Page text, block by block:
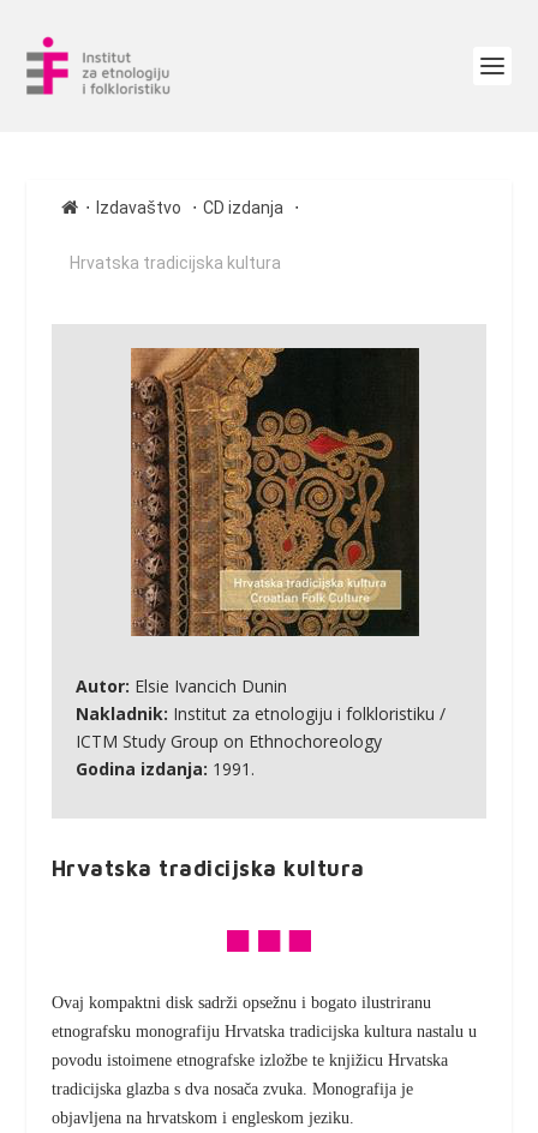
∙ Izdavaštvo ∙ CD izdanja ∙
Hrvatska tradicijska kultura
Autor: Elsie Ivancich Dunin
Nakladnik: Institut za etnologiju i folkloristiku /
ICTM Study Group on Ethnochoreology
Godina izdanja: 1991.
Hrvatska tradicijska kultura
Ovaj kompaktni disk sadrži opsežnu i bogato ilustriranu
etnografsku monografiju Hrvatska tradicijska kulturanastalu u
povodu istoimene etnografske izložbe te knjižicu Hrvatska
tradicijska glazba s dva nosača zvuka. Monografija je
objavljena na hrvatskom i engleskom jeziku.